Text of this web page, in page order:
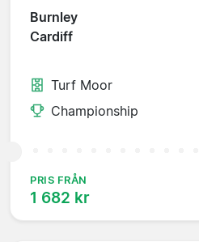
Burnley
Cardiff
Turf Moor
Championship
PRIS FRÅN
1 682 kr